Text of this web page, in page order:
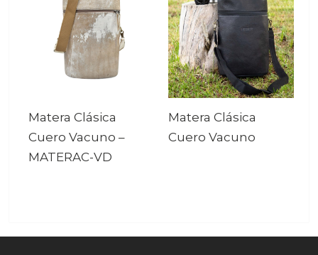
Matera Clásica
Cuero Vacuno –
MATERAC-VD
Matera Clásica
Cuero Vacuno